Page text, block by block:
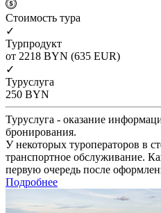
Cтоимость тура
✓
Турпродукт
от 2218 BYN (635 EUR)
✓
Туруслуга
250 BYN
Туруслуга - оказание
бронирования.
У некоторых туроператоров в
транспортное обслуживание.
первую очередь после
Подробнее